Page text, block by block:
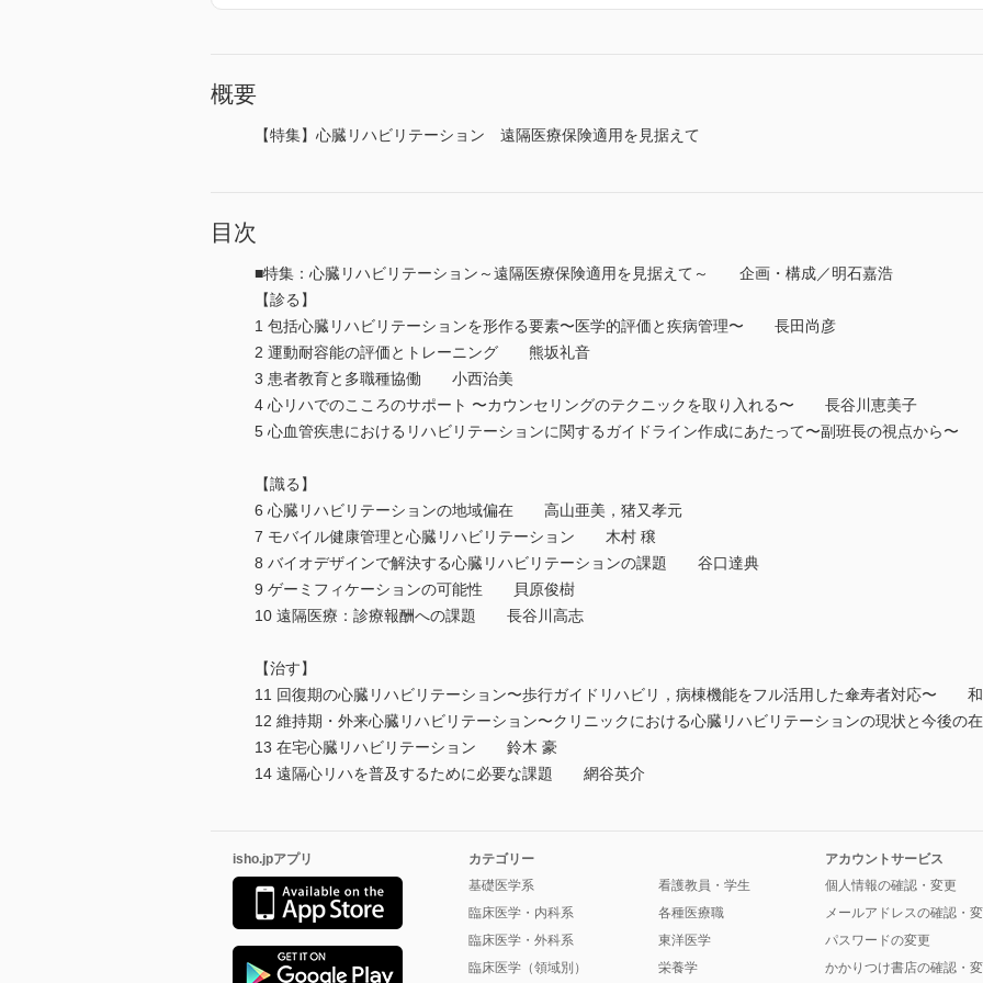
概要
【特集】心臓リハビリテーション 遠隔医療保険適用を見据えて
目次
■特集：心臓リハビリテーション～遠隔医療保険適用を見据えて～ 企画・構成／明石嘉浩
【診る】
1 包括心臓リハビリテーションを形作る要素〜医学的評価と疾病管理〜 長田尚彦
2 運動耐容能の評価とトレーニング 熊坂礼音
3 患者教育と多職種協働 小西治美
4 心リハでのこころのサポート 〜カウンセリングのテクニックを取り入れる〜 長谷川恵美子
5 心血管疾患におけるリハビリテーションに関するガイドライン作成にあたって〜副班長の視点から
【識る】
6 心臓リハビリテーションの地域偏在 高山亜美，猪又孝元
7 モバイル健康管理と心臓リハビリテーション 木村 穣
8 バイオデザインで解決する心臓リハビリテーションの課題 谷口達典
9 ゲーミフィケーションの可能性 貝原俊樹
10 遠隔医療：診療報酬への課題 長谷川高志
【治す】
11 回復期の心臓リハビリテーション〜歩行ガイドリハビリ，病棟機能をフル活用した傘寿者対応〜
12 維持期・外来心臓リハビリテーション〜クリニックにおける心臓リハビリテーションの現状と今後
13 在宅心臓リハビリテーション 鈴木 豪
14 遠隔心リハを普及するために必要な課題 網谷英介
isho.jpアプリ
カテゴリー
基礎医学系
臨床医学・内科系
臨床医学・外科系
臨床医学（領域別）
看護教員・学生
各種医療職
東洋医学
栄養学
アカウントサービス
個人情報の確認・変更
メールアドレスの確認・
パスワードの変更
かかりつけ書店の確認・